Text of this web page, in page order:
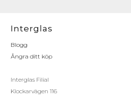
Interglas
Blogg
Ångra ditt köp
Interglas Filial
Klockarvägen 116